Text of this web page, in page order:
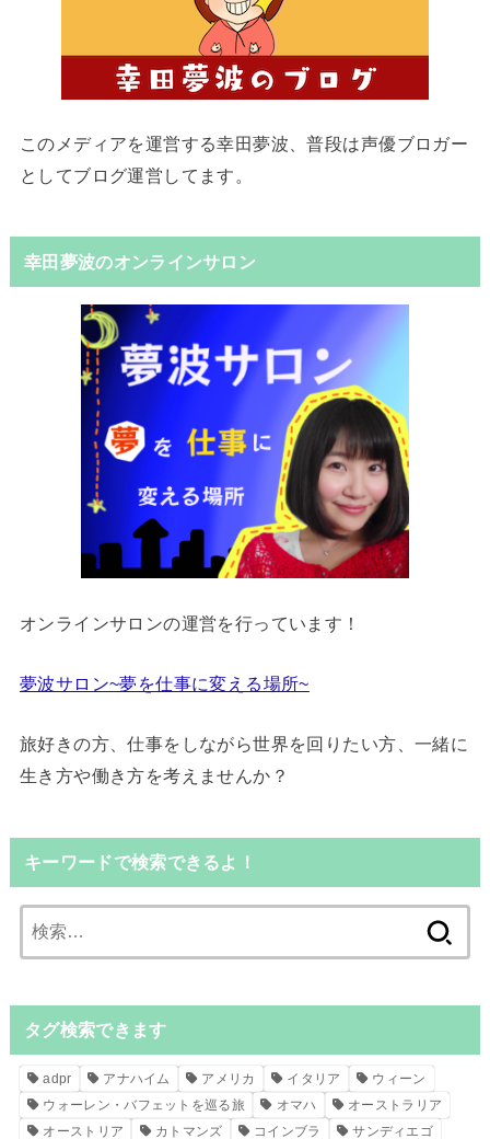
このメディアを運営する幸田夢波、普段は声優ブロガー
としてブログ運営してます。
幸田夢波のオンラインサロン
オンラインサロンの運営を行っています！
夢波サロン~夢を仕事に変える場所~
旅好きの方、仕事をしながら世界を回りたい方、一緒に
生き方や働き方を考えませんか？
キーワードで検索できるよ！
索:
タグ検索できます
adpr アナハイム アメリカ イタリア
ウィーン
ウォーレン・バフェットを巡る旅
オマハ
オーストラリア
オーストリア
カトマンズ コインブラ サンディエゴ